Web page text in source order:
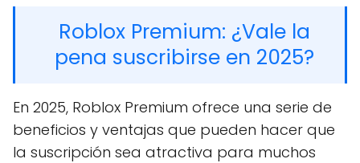
Roblox Premium: ¿Vale la
pena suscribirse en 2025?
En 2025, Roblox Premium ofrece una serie de
beneficios y ventajas que pueden hacer que
la suscripción sea atractiva para muchos